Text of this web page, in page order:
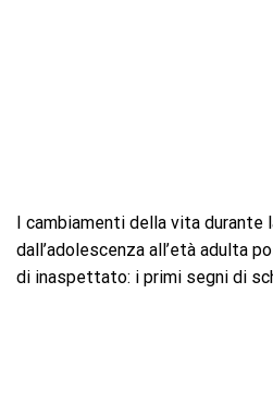
I cambiamenti della vita durante
dall’adolescenza all’età adulta
di inaspettato: i primi segni di